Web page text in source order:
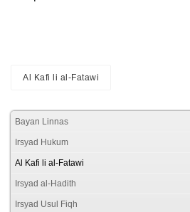
Al Kafi li al-Fatawi
Bayan Linnas
Irsyad Hukum
Al Kafi li al-Fatawi
Irsyad al-Hadith
Irsyad Usul Fiqh